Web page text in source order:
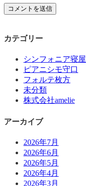
カテゴリー
シンフォニア寝屋
ピアニシモ守口
フォルテ枚方
未分類
株式会社amelie
アーカイブ
2026年7月
2026年6月
2026年5月
2026年4月
2026年3月